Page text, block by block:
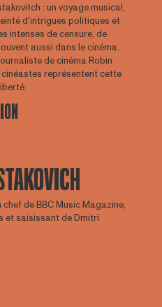
: un voyage musical,
d'intrigues politiques et
intenses de censure, de
aussi dans le cinéma.
de cinéma Robin
représentent cette
de BBC Music Magazine,
et saisissant de Dmitri